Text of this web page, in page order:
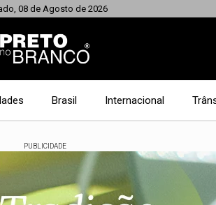
08 de Agosto de 2026
Brasil Internacional
PUBLICIDADE